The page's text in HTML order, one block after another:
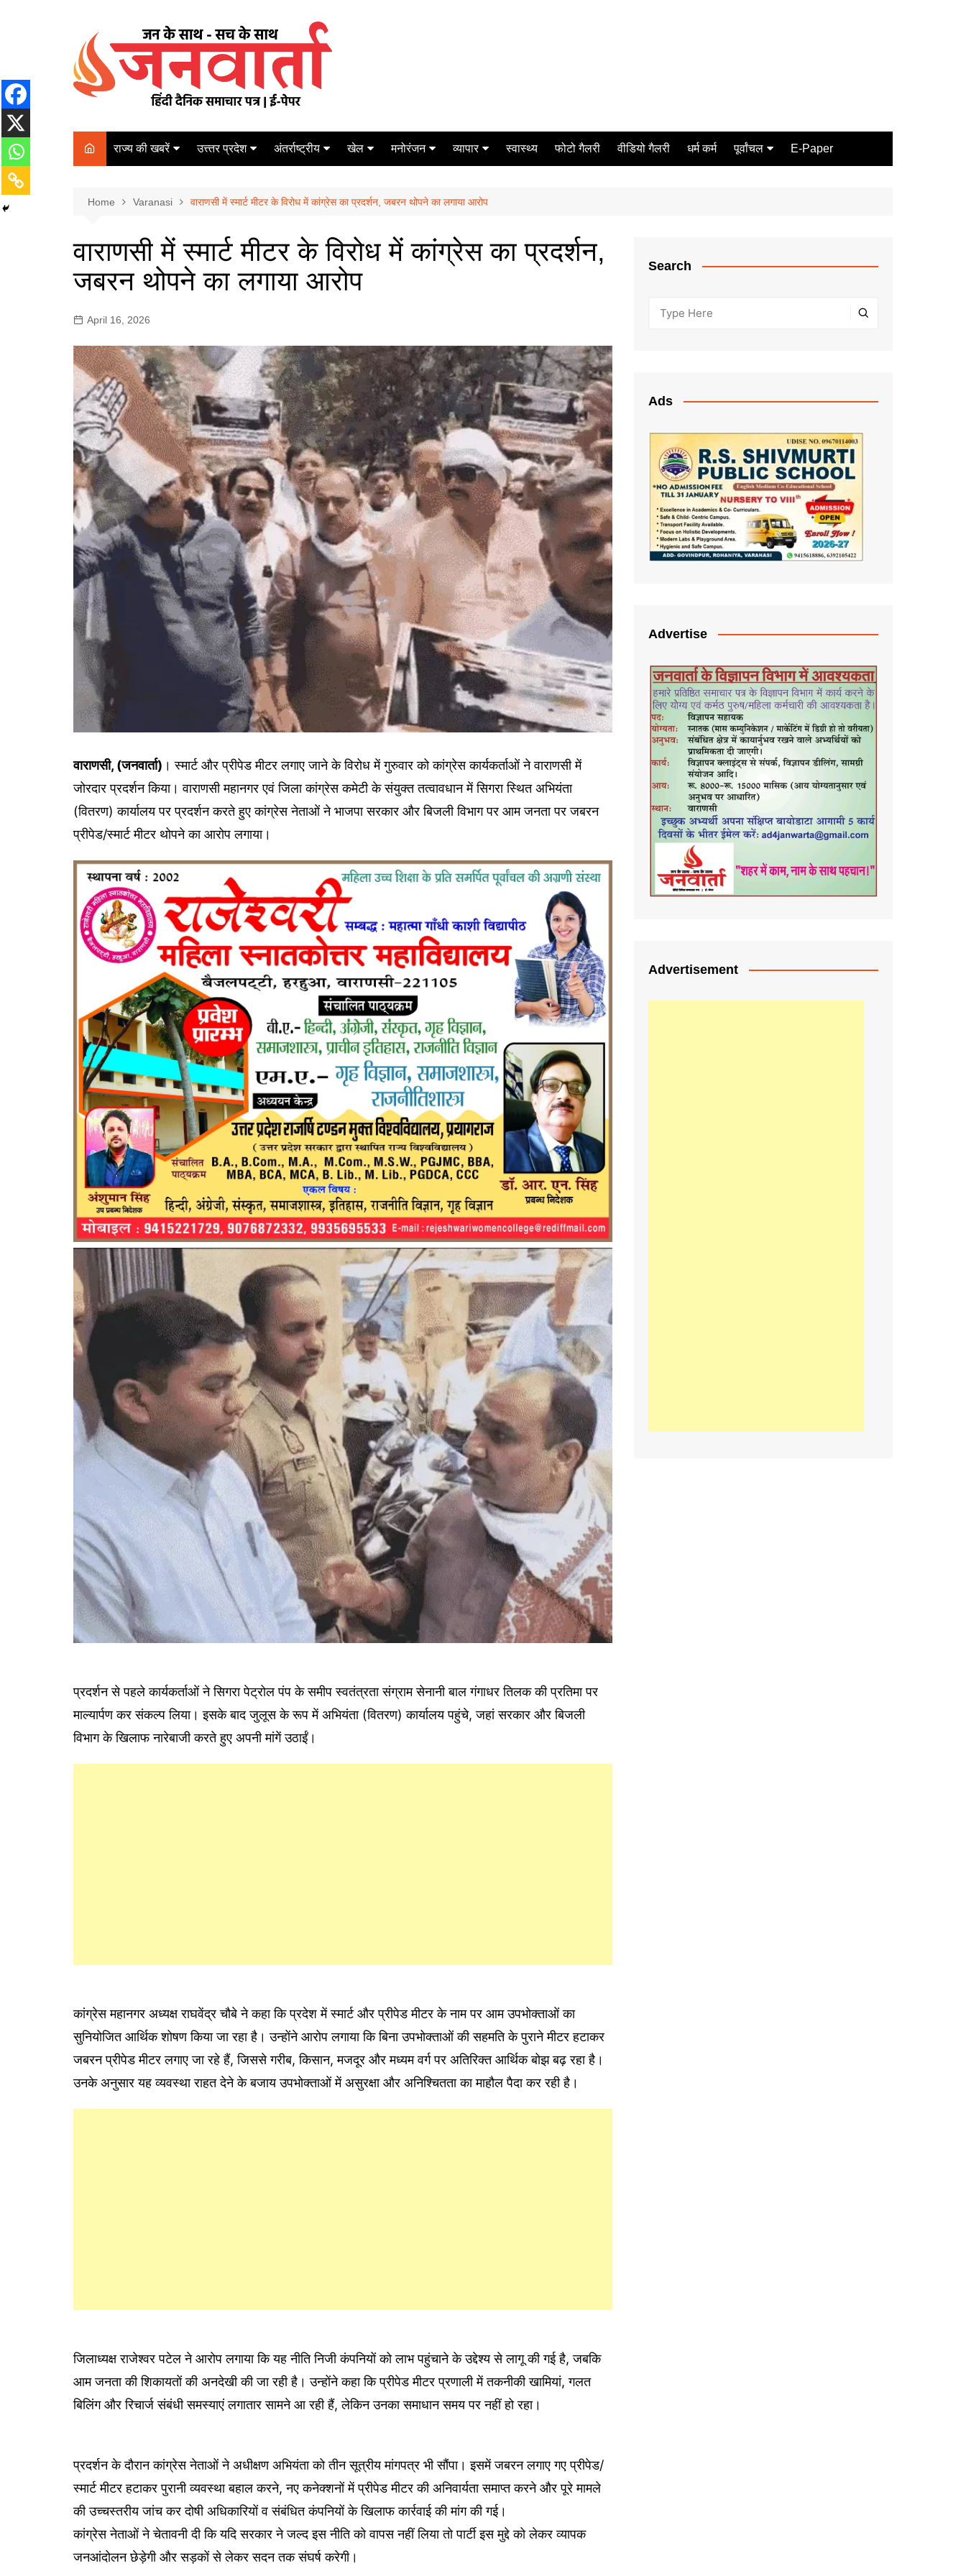
राज्य की खबरें
पटना
कोलकाता
नई दिल्ली
मुम्बई
उत्त्तर प्रदेश
कानपुर
आज़मगढ़
ग़ाज़ीपुर
लखनऊ
सोनभद्र
अंतर्राष्ट्रीय खेल
टेनिस
मनोरंजन
मिर्च मसाला
व्यापार
ऑटो मोबाइल
स्वास्थ्य फोटो गैलरी वीडियो गैलरी धर्म कर्म पूर्वांचल E-Paper
Home Varanasi वाराणसी में स्मार्ट मीटर के विरोध में कांग्रेस का प्रदर्शन, जबरन थोपने का लगाया आरोप
वाराणसी में स्मार्ट मीटर के विरोध में कांग्रेस का प्रदर्शन,
जबरन थोपने का लगाया आरोप
April 16, 2026
वाराणसी, (जनवार्ता) । स्मार्ट और प्रीपेड मीटर लगाए जाने के विरोध में गुरुवार को कांग्रेस कार्यकर्ताओं ने वाराणसी में
जोरदार प्रदर्शन किया। वाराणसी महानगर एवं जिला कांग्रेस कमेटी के संयुक्त तत्वावधान में सिगरा स्थित अभियंता
(वितरण) कार्यालय पर प्रदर्शन करते हुए कांग्रेस नेताओं ने भाजपा सरकार और बिजली विभाग पर आम जनता पर जबरन
प्रीपेड/स्मार्ट मीटर थोपने का आरोप लगाया।
प्रदर्शन से पहले कार्यकर्ताओं ने सिगरा पेट्रोल पंप के समीप स्वतंत्रता संग्राम सेनानी बाल गंगाधर तिलक की प्रतिमा पर
माल्यार्पण कर संकल्प लिया। इसके बाद जुलूस के रूप में अभियंता (वितरण) कार्यालय पहुंचे, जहां सरकार और बिजली
विभाग के खिलाफ नारेबाजी करते हुए अपनी मांगें उठाईं।
कांग्रेस महानगर अध्यक्ष राघवेंद्र चौबे ने कहा कि प्रदेश में स्मार्ट और प्रीपेड मीटर के नाम पर आम उपभोक्ताओं का
सुनियोजित आर्थिक शोषण किया जा रहा है। उन्होंने आरोप लगाया कि बिना उपभोक्ताओं की सहमति के पुराने मीटर हटाकर
जबरन प्रीपेड मीटर लगाए जा रहे हैं, जिससे गरीब, किसान, मजदूर और मध्यम वर्ग पर अतिरिक्त आर्थिक बोझ बढ़ रहा है।
उनके अनुसार यह व्यवस्था राहत देने के बजाय उपभोक्ताओं में असुरक्षा और अनिश्चितता का माहौल पैदा कर रही है।
जिलाध्यक्ष राजेश्वर पटेल ने आरोप लगाया कि यह नीति निजी कंपनियों को लाभ पहुंचाने के उद्देश्य से लागू की गई है, जबकि
आम जनता की शिकायतों की अनदेखी की जा रही है। उन्होंने कहा कि प्रीपेड मीटर प्रणाली में तकनीकी खामियां, गलत
बिलिंग और रिचार्ज संबंधी समस्याएं लगातार सामने आ रही हैं, लेकिन उनका समाधान समय पर नहीं हो रहा।
प्रदर्शन के दौरान कांग्रेस नेताओं ने अधीक्षण अभियंता को तीन सूत्रीय मांगपत्र भी सौंपा। इसमें जबरन लगाए गए प्रीपेड/
स्मार्ट मीटर हटाकर पुरानी व्यवस्था बहाल करने, नए कनेक्शनों में प्रीपेड मीटर की अनिवार्यता समाप्त करने और पूरे मामले
की उच्चस्तरीय जांच कर दोषी अधिकारियों व संबंधित कंपनियों के खिलाफ कार्रवाई की मांग की गई।
कांग्रेस नेताओं ने चेतावनी दी कि यदि सरकार ने जल्द इस नीति को वापस नहीं लिया तो पार्टी इस मुद्दे को लेकर व्यापक
जनआंदोलन छेड़ेगी और सड़कों से लेकर सदन तक संघर्ष करेगी।
Search
Ads
Advertise
Advertisement